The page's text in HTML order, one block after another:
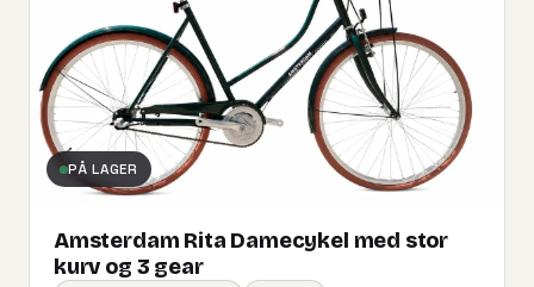
PÅ LAGER
Amsterdam Rita Damecykel med stor
kurv og 3 gear